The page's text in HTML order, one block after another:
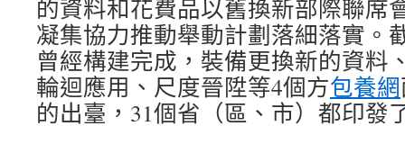
的資料和花費品以舊換新部際聯席
凝集協力推動舉動計劃落細落實。
曾經構建完成，裝備更換新的資料
輪迴應用、尺度晉陞等4個方包養網
的出臺，31個省（區、市）都印發